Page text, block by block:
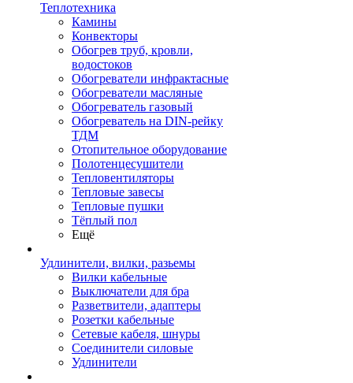
Теплотехника
Камины
Конвекторы
Обогрев труб, кровли,
водостоков
Обогреватели инфрактасные
Обогреватели масляные
Обогреватель газовый
Обогреватель на DIN-рейку
ТДМ
Отопительное оборудование
Полотенцесушители
Тепловентиляторы
Тепловые завесы
Тепловые пушки
Тёплый пол
Ещё
Удлинители, вилки, разьемы
Вилки кабельные
Выключатели для бра
Разветвители, адаптеры
Розетки кабельные
Сетевые кабеля, шнуры
Соединители силовые
Удлинители